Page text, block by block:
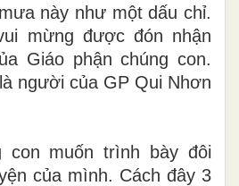
này như một dấu chỉ.
mừng được đón nhận
Giáo phận chúng con.
người của GP Qui Nhơn
con muốn trình bày đôi
của mình. Cách đây 3